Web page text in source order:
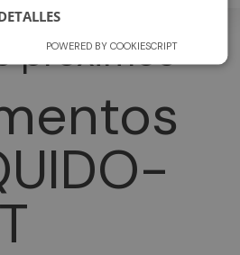
próximos
POWERED BY COOKIESCRIPT